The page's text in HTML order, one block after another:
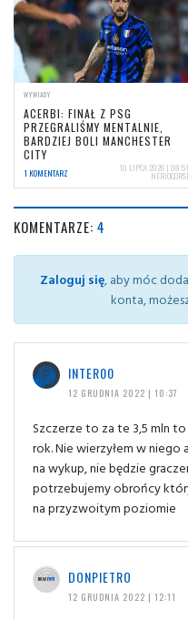
WYWIADY
ACERBI: FINAŁ Z PSG
PRZEGRALIŚMY MENTALNIE,
BARDZIEJ BOLI MANCHESTER
CITY
1 KOMENTARZ 10 LIPCA 2026 | 08:51
NERIOCORSI
KOMENTARZE: 4
Zaloguj się, aby móc
konta,
INTER00
12 GRUDNIA 2022 | 10:37
Szczerze to za te 3,5 mln
rok. Nie wierzyłem w niego
na wykup, nie będzie
potrzebujemy obrońcy
na przyzwoitym poziomie
DONPIETRO
12 GRUDNIA 2022 | 12:11